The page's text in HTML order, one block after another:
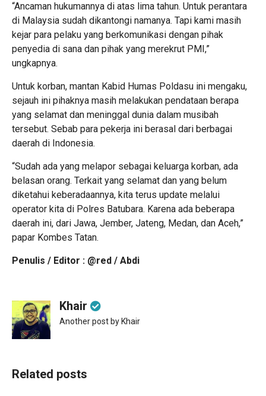
“Ancaman hukumannya di atas lima tahun. Untuk perantara
di Malaysia sudah dikantongi namanya. Tapi kami masih
kejar para pelaku yang berkomunikasi dengan pihak
penyedia di sana dan pihak yang merekrut PMI,”
ungkapnya.
Untuk korban, mantan Kabid Humas Poldasu ini mengaku,
sejauh ini pihaknya masih melakukan pendataan berapa
yang selamat dan meninggal dunia dalam musibah
tersebut. Sebab para pekerja ini berasal dari berbagai
daerah di Indonesia.
“Sudah ada yang melapor sebagai keluarga korban, ada
belasan orang. Terkait yang selamat dan yang belum
diketahui keberadaannya, kita terus update melalui
operator kita di Polres Batubara. Karena ada beberapa
daerah ini, dari Jawa, Jember, Jateng, Medan, dan Aceh,”
papar Kombes Tatan.
Penulis / Editor : @red / Abdi
Khair
Another post by Khair
Related posts